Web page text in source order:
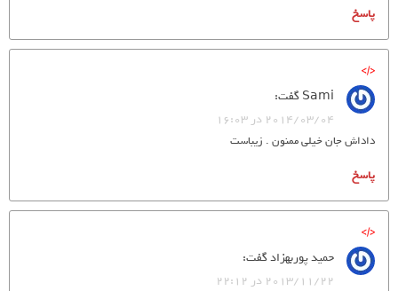
پاسخ
Samiگفت:
2014/03/04 در 16:03
داداش جان خیلی ممنون . زیباست
پاسخ
حمید پوربهزادگفت:
2013/11/22 در 22:12